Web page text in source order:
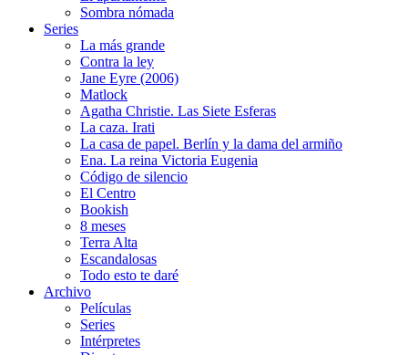
Sombra nómada
Series
La más grande
Contra la ley
Jane Eyre (2006)
Matlock
Agatha Christie. Las Siete Esferas
La caza. Irati
La casa de papel. Berlín y la dama del armiño
Ena. La reina Victoria Eugenia
Código de silencio
El Centro
Bookish
8 meses
Terra Alta
Escandalosas
Todo esto te daré
Archivo
Películas
Series
Intérpretes